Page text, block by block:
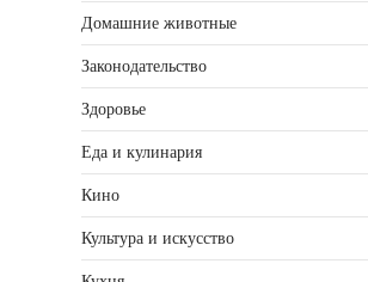
Домашние животные
Законодательство
Здоровье
Еда и кулинария
Кино
Культура и искусство